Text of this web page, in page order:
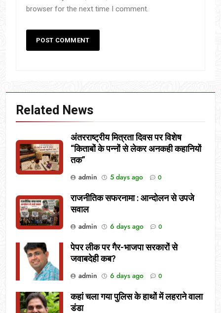
browser for the next time I comment.
Related News
अंतरराष्ट्रीय मित्रता दिवस पर विशेष
“किताबों के पन्नों से लेकर अनकही कहानियों
तक”
admin
5 days ago 0
राजनीतिक सफरनामा : आन्दोलन से उपजे
सवाल
admin
6 days ago 0
पेपर लीक पर गैर-भाजपा सरकारों से
जवाबदेही कब?
admin
6 days ago 0
कहां चला गया पुलिस के हाथों में लहराने वाला
डंडा